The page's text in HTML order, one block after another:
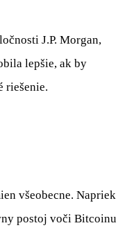
J.P. Morgan,
lepšie, ak by
riešenie.
všeobecne. Napriek
postoj voči Bitcoinu